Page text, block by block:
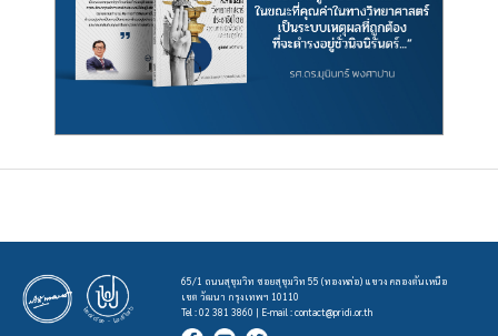
65/1 ถนนสุขุมวิท ซอยสุขุมวิท 55 (ทองหล่อ) แขวง คลองตันเหนือ
เขต วัฒนา กรุงเทพฯ 10110
Tel : 02 381 3860 | E-mail :contact@pridi.or.th